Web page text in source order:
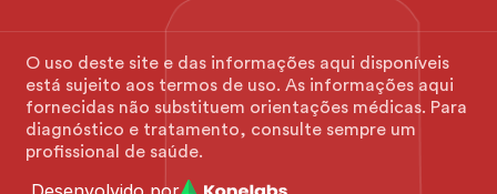
O uso deste site e das informações aqui disponíveis
está sujeito aos termos de uso. As informações aqui
fornecidas não substituem orientações médicas. Para
diagnóstico e tratamento, consulte sempre um
profissional de saúde.